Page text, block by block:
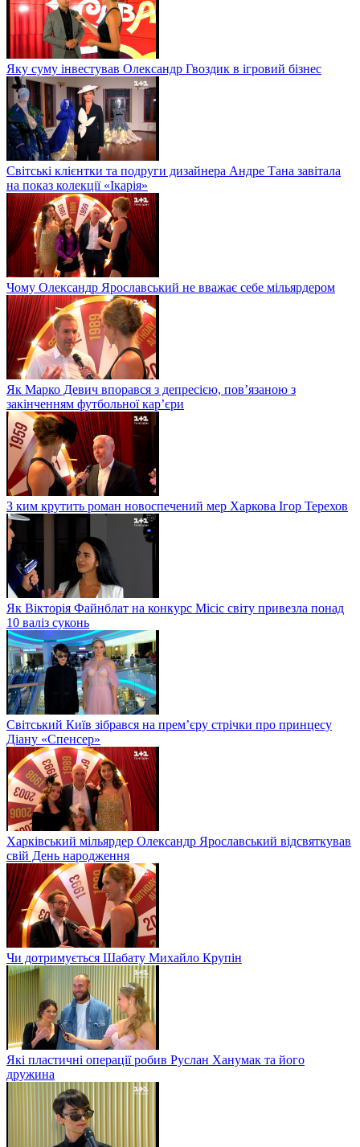
Яку суму інвестував Олександр Гвоздик в ігровий бізнес
Світські клієнтки та подруги дизайнера Андре Тана завітала
на показ колекції «Ікарія»
Чому Олександр Ярославський не вважає себе мільярдером
Як Марко Девич впорався з депресією, пов’язаною з
закінченням футбольної кар’єри
З ким крутить роман новоспечений мер Харкова Ігор Терехов
Як Вікторія Файнблат на конкурс Місіс світу привезла понад
10 валіз суконь
Світський Київ зібрався на прем’єру стрічки про принцесу
Діану «Спенсер»
Харківський мільярдер Олександр Ярославський відсвяткував
свій День народження
Чи дотримується Шабату Михайло Крупін
Які пластичні операції робив Руслан Ханумак та його
дружина